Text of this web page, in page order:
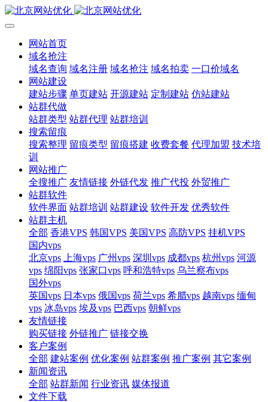
网站首页
域名抢注
域名查询 域名注册 域名抢注 域名拍卖 一口价域名
网站建设
建站步骤 单页建站 开源建站 定制建站 仿站建站
站群代做
站群类型 站群代理 站群培训
搜索留痕
搜索整理 留痕类型 留痕搭建 收费套餐 代理加盟 技术培
训
网站推广
全搜推广 友情链接 外链代发 推广代投 外贸推广
站群软件
软件界面 站群培训 站群建设 软件开发 优秀软件
站群主机
全部 香港VPS 韩国VPS 美国VPS 高防VPS 挂机VPS
国内vps
北京vps
上海vps 广州vps 深圳vps 成都vps 杭州vps 河源
vps 绵阳vps 张家口vps 呼和浩特vps 乌兰察布vps
国外vps
英国vps 日本vps 俄国vps 荷兰vps 希腊vps 越南vps 缅甸
vps 冰岛vps 埃及vps 巴西vps 朝鲜vps
友情链接
购买链接 外链推广 链接交换
客户案例
全部 建站案例 优化案例 站群案例 推广案例 其它案例
新闻资讯
全部 站群新闻 行业资讯 媒体报道
文件下载